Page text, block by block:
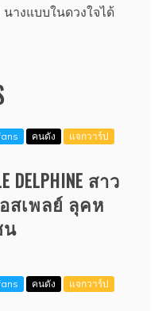
างแบบในดวงใจได้
คนดัง
แจกวาร์ป
DELPHINE สาว
สเพลย์ ลุคห
น
คนดัง
แจกวาร์ป